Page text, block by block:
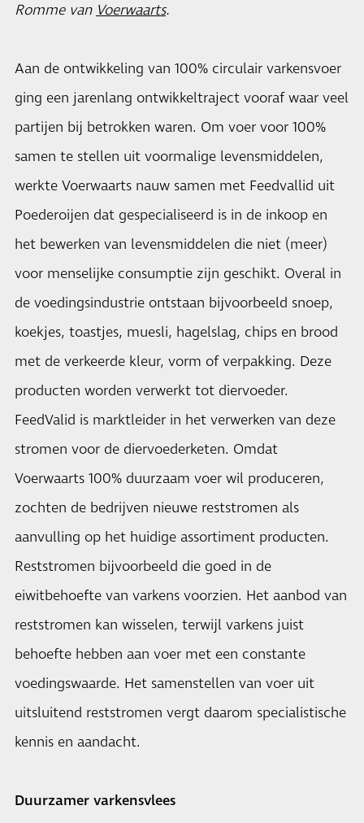
Romme vanVoerwaarts.
Aan de ontwikkeling van 100% circulair varkensvoer
ging een jarenlang ontwikkeltraject vooraf waar veel
partijen bij betrokken waren. Om voer voor 100%
samen te stellen uit voormalige levensmiddelen,
werkte Voerwaarts nauw samen met Feedvallid uit
Poederoijen dat gespecialiseerd is in de inkoop en
het bewerken van levensmiddelen die niet (meer)
voor menselijke consumptie zijn geschikt. Overal in
de voedingsindustrie ontstaan bijvoorbeeld snoep,
koekjes, toastjes, muesli, hagelslag, chips en brood
met de verkeerde kleur, vorm of verpakking. Deze
producten worden verwerkt tot diervoeder.
FeedValid is marktleider in het verwerken van deze
stromen voor de diervoederketen. Omdat
Voerwaarts 100% duurzaam voer wil produceren,
zochten de bedrijven nieuwe reststromen als
aanvulling op het huidige assortiment producten.
Reststromen bijvoorbeeld die goed in de
eiwitbehoefte van varkens voorzien. Het aanbod van
reststromen kan wisselen, terwijl varkens juist
behoefte hebben aan voer met een constante
voedingswaarde. Het samenstellen van voer uit
uitsluitend reststromen vergt daarom specialistische
kennis en aandacht.
Duurzamer varkensvlees